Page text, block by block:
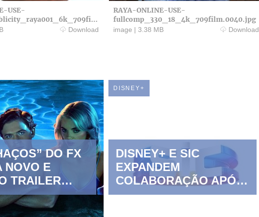
USE-
Download
RAYA-ONLINE-USE-
fullcomp_330_18_4k_709film.0040.jpg
image | 3.38 MB Download
DO FX
NOVO E
TRAILER
ESTREIA EM
NO
DISNEY+
DISNEY+ E SIC
EXPANDEM
COLABORAÇÃO APÓS
O SUCESSO DE